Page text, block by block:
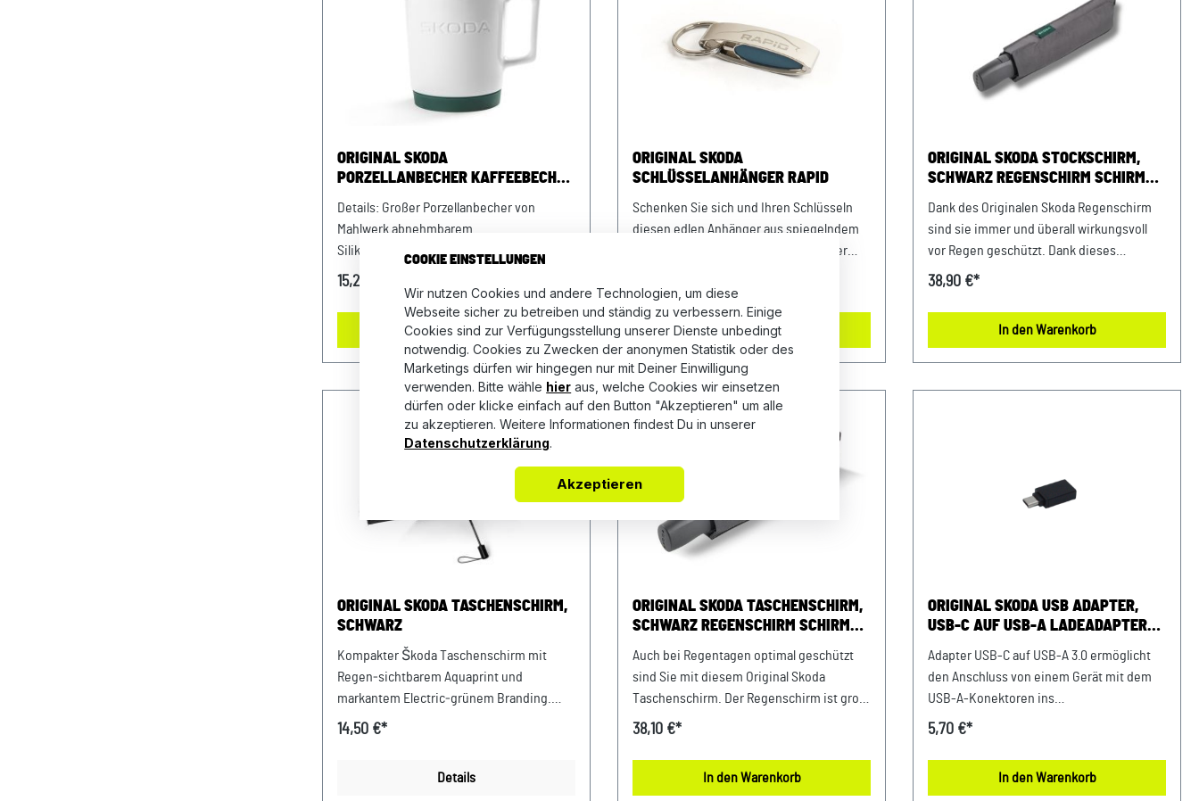
ORIGINAL SKODA
PORZELLANBECHER KAFFEEBECHER
Details: Großer Porzellanbecher von
Mahlwerk abnehmbarem
Silikonuntersetzer eingraviertem SKODA
Schriftzug Fassungsvermögen 350 ml
Material: Porzellan Pflegehinweise:
spülmaschinengeeignet (ohne
Silikonuntersetzer) Farbe: Tasse: weiß
Silikonuntersetzer: grün
15,20 €*
In den Warenkorb
ORIGINAL SKODA
SCHLÜSSELANHÄNGER RAPID
Schenken Sie sich und Ihren Schlüsseln
diesen edlen Anhänger aus spiegelndem
Metall mit gelasertem RAPID-Logo. Der
Einfädeln der Schlüssel.
In den Warenkorb
ORIGINAL SKODA STOCKSCHIRM,
SCHWARZ REGENSCHIRM SCHIRM
Dank des Originalen Skoda Regenschirm
sind sie immer und überall wirkungsvoll
vor Regen geschützt. Dank dieses
stilvollen und zugleich praktischen
das Wetter gerade mal nicht mitspielt.
38,90 €*
In den Warenkorb
ORIGINAL SKODA TASCHENSCHIRM,
SCHWARZ
Kompakter Škoda Taschenschirm mit
Regen‑sichtbarem Aquaprint und
markantem Electric‑grünem Branding.
Details: TÜV-geprüfter, faltbarer
Regen sichtbar Designhighlight: 14 cm
14,50 €*
Details
ORIGINAL SKODA TASCHENSCHIRM,
SCHWARZ REGENSCHIRM SCHIRM
Auch bei Regentagen optimal geschützt
sind Sie mit diesem Original Skoda
Taschenschirm. Der Regenschirm ist groß
genug, um Sie vor Regen wirkungsvoll zu
Zustand klein genug, um in das Ablagefach
in der Tür zu passen. Details: Durchmesser
38,10 €*
In den Warenkorb
ORIGINAL SKODA USB ADAPTER,
USB-C AUF USB-A LADEADAPTER
Adapter USB-C auf USB-A 3.0 ermöglicht
den Anschluss von einem Gerät mit dem
USB-A-Konektoren ins
Fahrzeugsinfotainment. Details: Eingang:
Male Stecker nutzbar für
Datenübertragung und Aufladung Material:
5,70 €*
In den Warenkorb
COOKIE EINSTELLUNGEN
Wir nutzen Cookies und andere Technologien, um diese
Webseite sicher zu betreiben und ständig zu verbessern. Einige
Cookies sind zur Verfügungsstellung unserer Dienste unbedingt
notwendig. Cookies zu Zwecken der anonymen Statistik oder des
Marketings dürfen wir hingegen nur mit Deiner Einwilligung
verwenden. Bitte wähle hier aus, welche Cookies wir einsetzen
dürfen oder klicke einfach auf den Button "Akzeptieren" um alle
zu akzeptieren. Weitere Informationen findest Du in unserer
Datenschutzerklärung.
Akzeptieren